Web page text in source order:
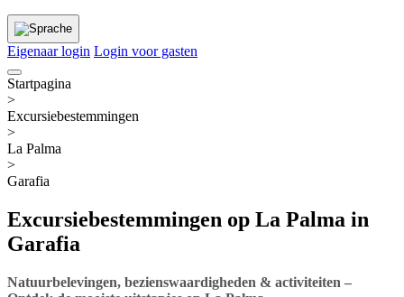
Eigenaar login Login voor gasten
Startpagina
>
Excursiebestemmingen
>
La Palma
>
Garafia
Excursiebestemmingen op La Palma in
Garafia
Natuurbelevingen, bezienswaardigheden & activiteiten –